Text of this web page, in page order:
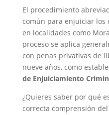
El procedimiento
común para enjuiciar los
en localidades como
proceso se aplica
con penas privativas de
nueve años, como
de Enjuiciamiento
¿Quieres saber por qué
correcta comprensión